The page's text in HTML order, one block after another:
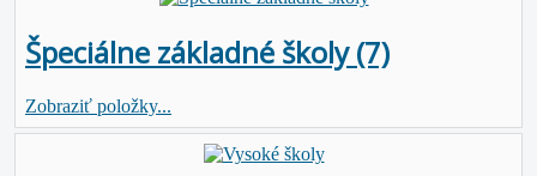
Špeciálne základné školy (7)
Zobraziť položky...